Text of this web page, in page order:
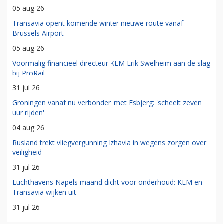
05 aug 26
Transavia opent komende winter nieuwe route vanaf
Brussels Airport
05 aug 26
Voormalig financieel directeur KLM Erik Swelheim aan de slag
bij ProRail
31 jul 26
Groningen vanaf nu verbonden met Esbjerg: 'scheelt zeven
uur rijden'
04 aug 26
Rusland trekt vliegvergunning Izhavia in wegens zorgen over
veiligheid
31 jul 26
Luchthavens Napels maand dicht voor onderhoud: KLM en
Transavia wijken uit
31 jul 26